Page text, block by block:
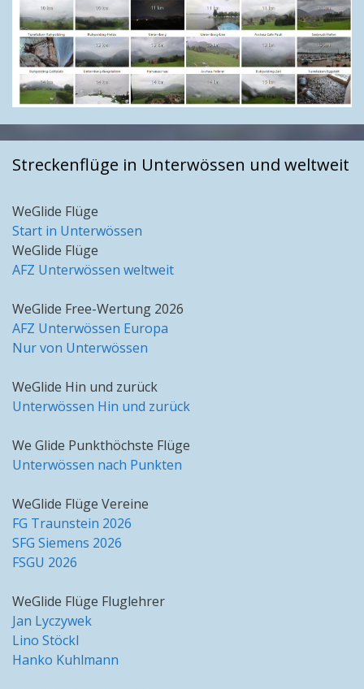
Streckenflüge in Unterwössen und weltweit
WeGlide Flüge
Start in Unterwössen
WeGlide Flüge
AFZ Unterwössen weltweit
WeGlide Free-Wertung 2026
AFZ Unterwössen Europa
Nur von Unterwössen
WeGlide Hin und zurück
Unterwössen Hin und zurück
We Glide Punkthöchste Flüge
Unterwössen nach Punkten
WeGlide Flüge Vereine
FG Traunstein 2026
SFG Siemens 2026
FSGU 2026
WeGlide Flüge Fluglehrer
Jan Lyczywek
Lino Stöckl
Hanko Kuhlmann